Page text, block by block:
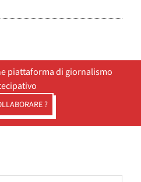
piattaforma di giornalismo
?